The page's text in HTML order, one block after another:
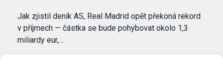
Jak zjistil deník AS, Real Madrid opět překoná rekord
v příjmech — částka se bude pohybovat okolo 1,3
miliardy eur,…